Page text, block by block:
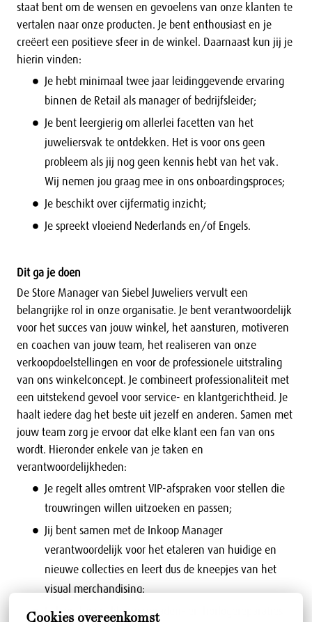
Cookies overeenkomst
staat bent om de wensen en gevoelens van onze klanten te
vertalen naar onze producten. Je bent enthousiast en je
creëert een positieve sfeer in de winkel. Daarnaast kun jij je
hierin vinden:
Je hebt minimaal twee jaar leidinggevende ervaring
binnen de Retail als manager of bedrijfsleider;
Je bent leergierig om allerlei facetten van het
juweliersvak te ontdekken. Het is voor ons geen
probleem als jij nog geen kennis hebt van het vak.
Wij nemen jou graag mee in ons onboardingsproces;
Je beschikt over cijfermatig inzicht;
Je spreekt vloeiend Nederlands en/of Engels.
Dit ga je doen
De Store Manager van Siebel Juweliers vervult een
belangrijke rol in onze organisatie. Je bent verantwoordelijk
voor het succes van jouw winkel, het aansturen, motiveren
en coachen van jouw team, het realiseren van onze
verkoopdoelstellingen en voor de professionele uitstraling
van ons winkelconcept. Je combineert professionaliteit met
een uitstekend gevoel voor service- en klantgerichtheid. Je
haalt iedere dag het beste uit jezelf en anderen. Samen met
jouw team zorg je ervoor dat elke klant een fan van ons
wordt. Hieronder enkele van je taken en
verantwoordelijkheden:
Je regelt alles omtrent VIP-afspraken voor stellen die
trouwringen willen uitzoeken en passen;
Jij bent samen met de Inkoop Manager
verantwoordelijk voor het etaleren van huidige en
nieuwe collecties en leert dus de kneepjes van het
visual merchandising;
Je leert hoe je kleine sieraden- en horlogereparaties